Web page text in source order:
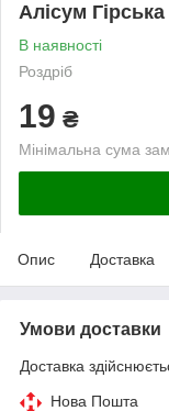
Алісум
В наявності
Роздріб
19 ₴
Мінімальна сума
Опис Доставка
Умови доставки
Доставка
Нова Пошта